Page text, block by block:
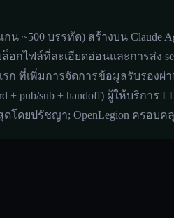
~500 บรรทัด) สร้างบน Claude
ไฟล์ที่ละเอียดอ่อนและการส่ง
ก ที่เพิ่มการจัดการข้อมูลรับรองผ่า
pub/sub + handoff) ผู้ให้บริการ
สุดโดยปรัชญา; OpenLegion ครอบ